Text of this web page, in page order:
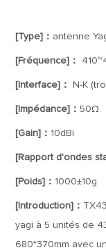
[Type]： antenne
[Fréquence]：
[Interface]： N-K
[Impédance]：50Ω
[Gain]： 10dBi
[Rapport d'ondes
[Poids]： 1000±10g
[Introduction]：
yagi à 5 unités de
680*370mm avec